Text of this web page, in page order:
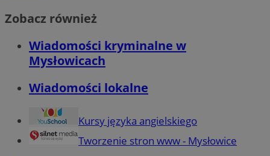
Zobacz również
Wiadomości kryminalne w
Mysłowicach
Wiadomości lokalne
Kursy języka angielskiego
Tworzenie stron www - Mysłowice